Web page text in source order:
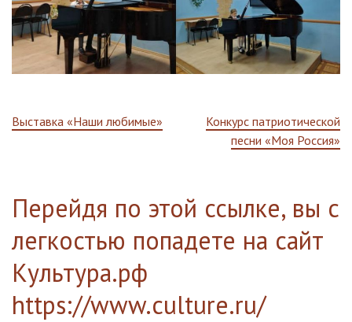
Навигация
записям
Выставка «Наши любимые»
Конкурс патриотической
песни «Моя Россия»
Перейдя по этой ссылке, вы с
легкостью попадете на сайт
Культура.рф
https://www.culture.ru/